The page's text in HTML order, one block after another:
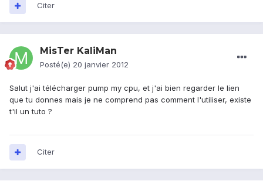
Citer
MisTer KaliMan
Posté(e) 20 janvier 2012
Salut j'ai télécharger pump my cpu, et j'ai bien regarder le lien
que tu donnes mais je ne comprend pas comment l'utiliser, existe
t'il un tuto ?
Citer